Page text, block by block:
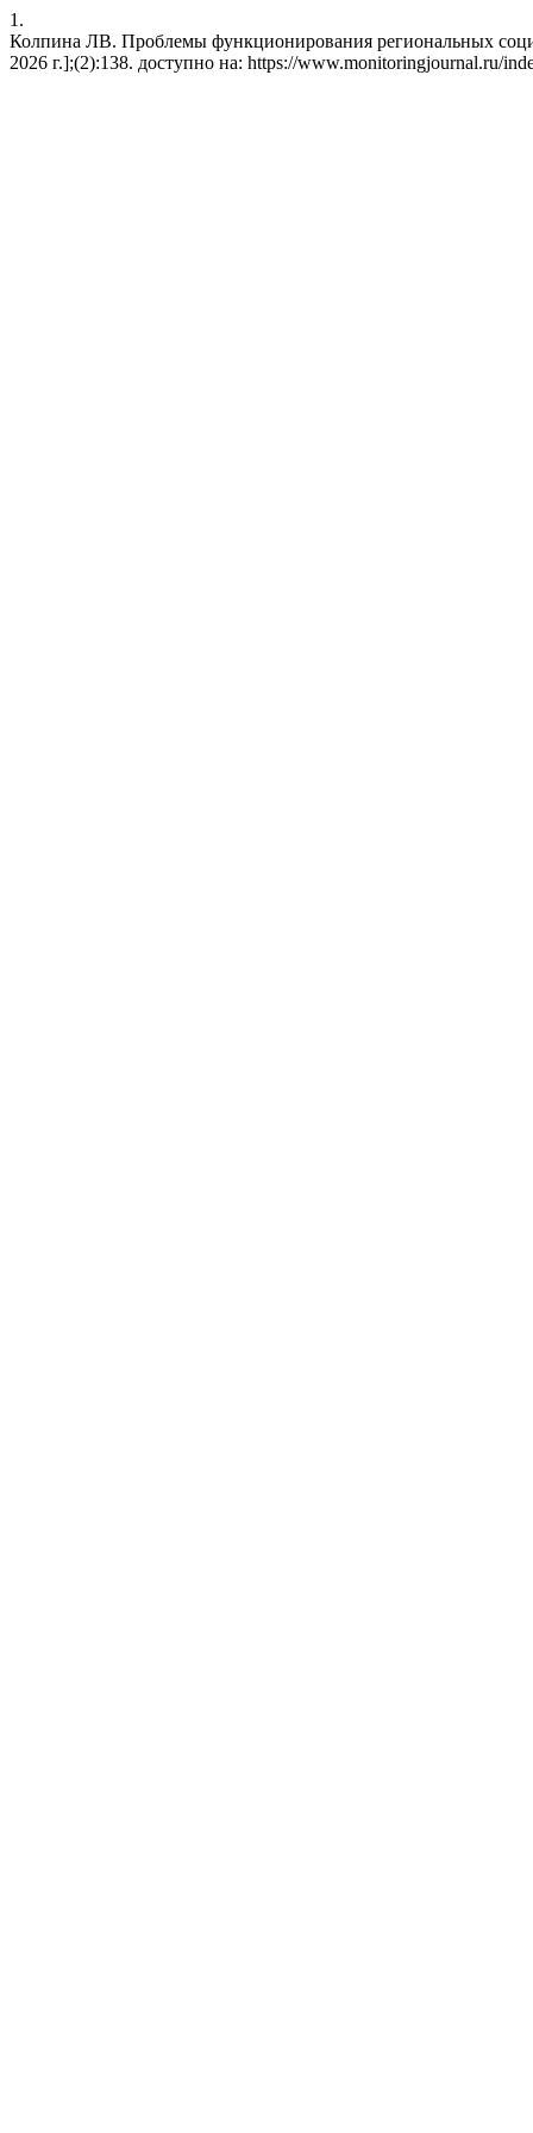
1.
Колпина ЛВ. Проблемы функционирования региональных
2026 г.];(2):138. доступно на: https://www.monitoringjournal.ru/